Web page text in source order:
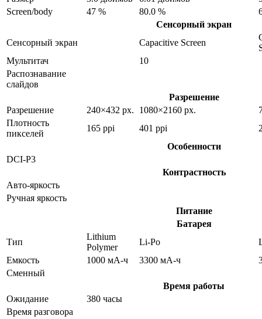
Screen/body
47 % 80.0 %
Сенсорный экран
Сенсорный экран
Capacitive Screen
Мультитач
10
Распознавание
слайдов
Разрешение
Разрешение
240×432 px. 1080×2160 px.
Плотность
пикселей
165 ppi 401 ppi
Особенности
DCI-P3
Контрастность
Авто-яркость
Ручная яркость
Питание
Батарея
Тип
Lithium
Polymer
Li-Po
Емкость
1000 мА-ч 3300 мА-ч
Сменный
Время работы
Ожидание
380 часы
Время разговора